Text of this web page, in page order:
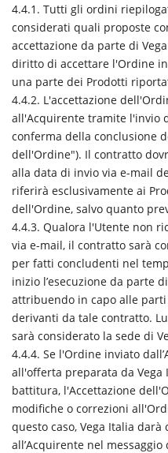
4.4.1. Tutti gli ordini
considerati quali proposte
accettazione da parte di
diritto di accettare l'Ordine
una parte dei Prodotti
4.4.2. L'accettazione
all'Acquirente tramite l'invio
conferma della conclusione
dell'Ordine"). Il contratto
alla data di invio via e-mail
riferirà esclusivamente ai
dell'Ordine, salvo quanto
4.4.3. Qualora l'Utente non
via e-mail, il contratto sarà
per fatti concludenti nel
inizio l’esecuzione da parte
attribuendo in capo alle
derivanti da tale contratto.
sarà considerato la sede di
4.4.4. Se l'Ordine inviato
all'offerta preparata da
battitura, l'Accettazione
modifiche o correzioni
questo caso, Vega Italia
all’Acquirente nel